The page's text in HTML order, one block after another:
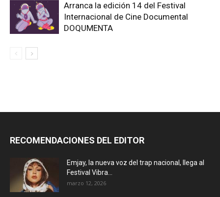
Arranca la edición 14 del Festival
Internacional de Cine Documental
DOQUMENTA
RECOMENDACIONES DEL EDITOR
Emjay, la nueva voz del trap nacional, llega al
Festival Vibra...
marzo 12, 2026